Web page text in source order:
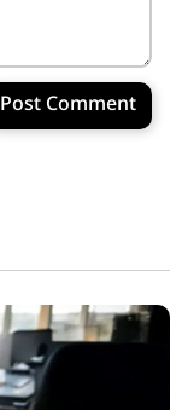
Post Comment